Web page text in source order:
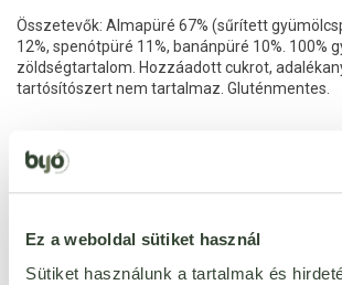
Ez a weboldal sütiket használ
Sütiket használunk a tartalmak és
Összetevők: Almapüré 67% (sűrített
12%, spenótpüré 11%, banánpüré 10%. 100%
zöldségtartalom. Hozzáadott cukrot,
tartósítószert nem tartalmaz. Gluténmentes.
Ezt a terméket még senki nem értékelte.
első!